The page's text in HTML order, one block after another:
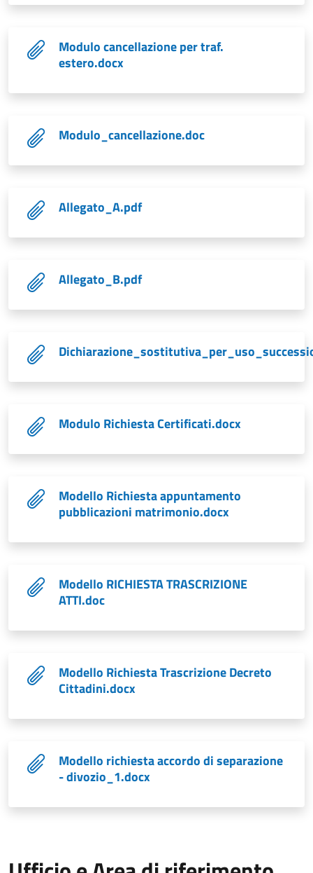
Modulo cancellazione per traf.
estero.docx
Modulo_cancellazione.doc
Allegato_A.pdf
Allegato_B.pdf
Modulo Richiesta Certificati.docx
Modello Richiesta appuntamento
pubblicazioni matrimonio.docx
Modello RICHIESTA TRASCRIZIONE
ATTI.doc
Modello Richiesta Trascrizione Decreto
Cittadini.docx
Modello richiesta accordo di separazione
- divozio_1.docx